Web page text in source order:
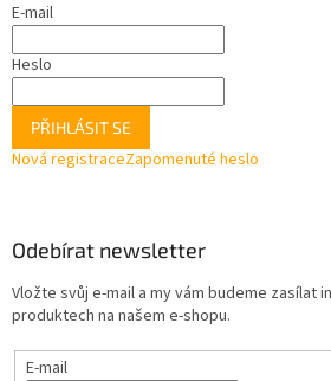
E-mail
Heslo
PŘIHLÁSIT SE
Nová registraceZapomenuté heslo
Odebírat newsletter
Vložte svůj e-mail a my vám budeme zasílat
produktech na našem e-shopu.
E-mail